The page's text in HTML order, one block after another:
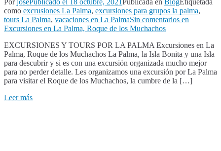
PorjosePublicado el 18 octubre, 2021Publicada en BlogEtiquetada
como excrusiones La Palma, excursiones para grupos la palma,
tours La Palma, vacaciones en La PalmaSin comentarios en
Excursiones en La Palma, Roque de los Muchachos
EXCURSIONES Y TOURS POR LA PALMA Excursiones en La
Palma, Roque de los Muchachos La Palma, la Isla Bonita y una Isla
para descubrir y si es con una excursión organizada mucho mejor
para no perder detalle. Les organizamos una excursión por La Palma
para visitar el Roque de los Muchachos, la cumbre de la […]
Leer más